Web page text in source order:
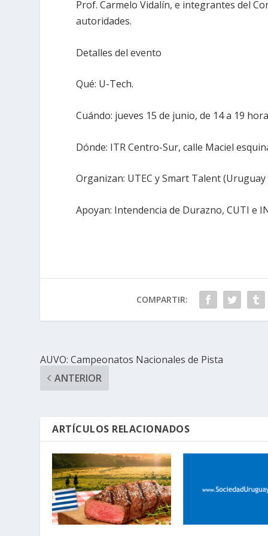
Prof. Carmelo Vidalín, e integrantes del
autoridades.
Detalles del evento
Qué: U-Tech.
Cuándo: jueves 15 de junio, de 14 a 19
Dónde: ITR Centro-Sur, calle Maciel
Organizan: UTEC y Smart Talent (Uruguay
Apoyan: Intendencia de Durazno, CUTI e
COMPARTIR:
AUVO: Campeonatos Nacionales de Pista
ANTERIOR
ARTÍCULOS RELACIONADOS